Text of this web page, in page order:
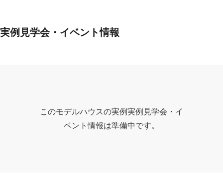
実例見学会・イベント情報
このモデルハウスの実例実例見学会・イ
ベント情報は準備中です。